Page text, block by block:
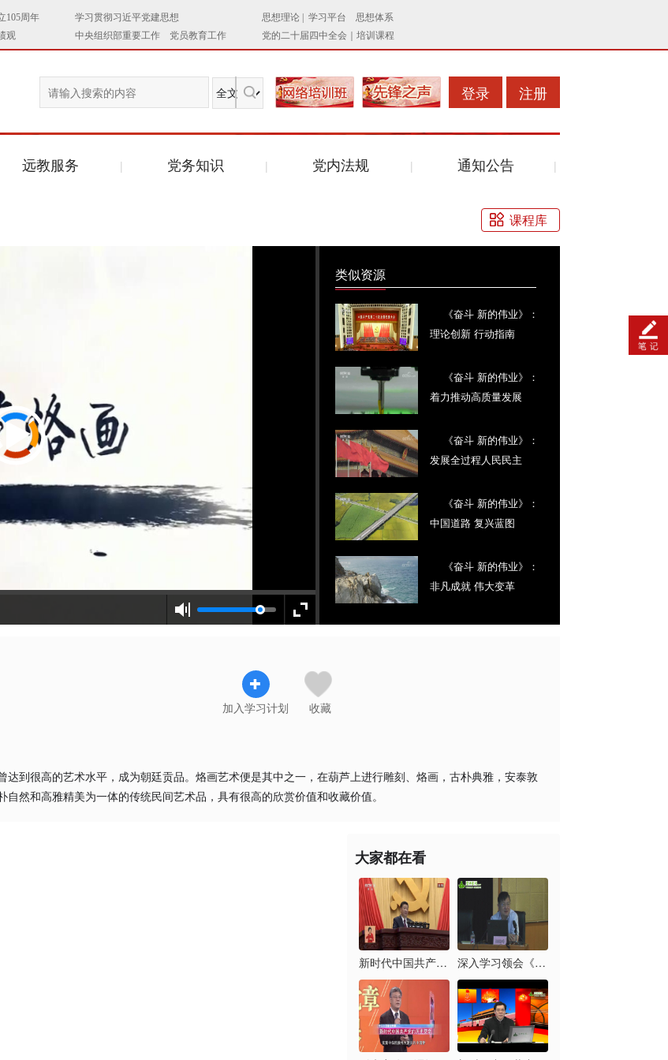
登录 注册
远教服务 党务知识 党内法规 通知公告
课程库
类似资源
《奋斗 新的伟业》：
理论创新 行动指南
《奋斗 新的伟业》：
着力推动高质量发展
《奋斗 新的伟业》：
发展全过程人民民主
《奋斗 新的伟业》：
中国道路 复兴蓝图
《奋斗 新的伟业》：
非凡成就 伟大变革
加入学习计划 收藏
到很高的艺术水平，成为朝廷贡品。烙画艺术便是其中之一，在葫芦上进行雕刻、烙画，古朴典雅，安泰敦
然和高雅精美为一体的传统民间艺术品，具有很高的欣赏价值和收藏价值。
大家都在看
新时代中国共产党的历... 深入学习领会《习近平...